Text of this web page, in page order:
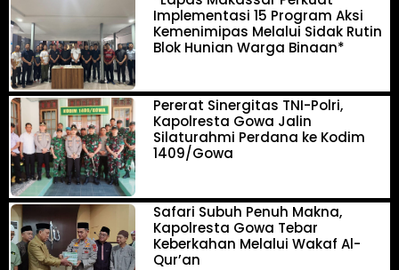
Implementasi 15 Program Aksi
Kemenimipas Melalui Sidak Rutin
Blok Hunian Warga Binaan*
Pererat Sinergitas TNI-Polri,
Kapolresta Gowa Jalin
Silaturahmi Perdana ke Kodim
1409/Gowa
Safari Subuh Penuh Makna,
Kapolresta Gowa Tebar
Keberkahan Melalui Wakaf Al-
Qur’an